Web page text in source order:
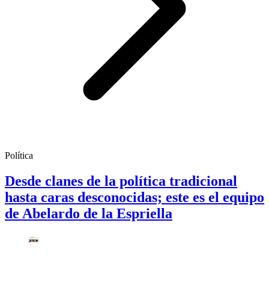
Política
Desde clanes de la política tradicional
hasta caras desconocidas; este es el equipo
de Abelardo de la Espriella